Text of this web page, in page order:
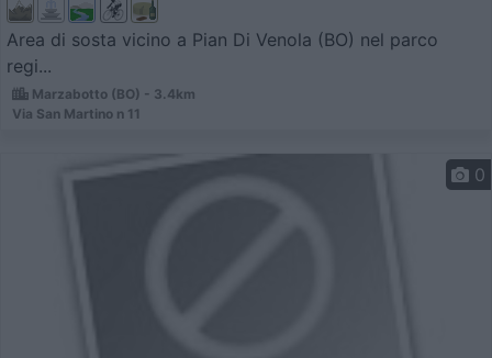
Area di sosta vicino a Pian Di Venola (BO) nel parco
regi...
Marzabotto (BO) - 3.4km
Via San Martino n 11
0